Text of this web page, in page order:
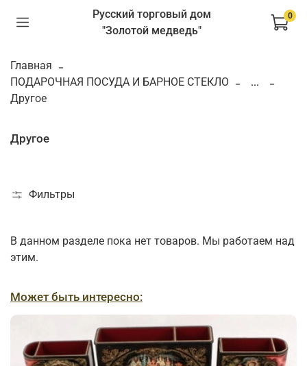
Русский торговый дом
"Золотой медведь"
0
Главная
ПОДАРОЧНАЯ ПОСУДА И БАРНОЕ СТЕКЛО
...
Другое
Другое
Фильтры
В данном разделе пока нет товаров. Мы работаем над
этим.
Может быть интересно: